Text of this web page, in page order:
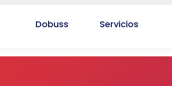
Dobuss Servicios